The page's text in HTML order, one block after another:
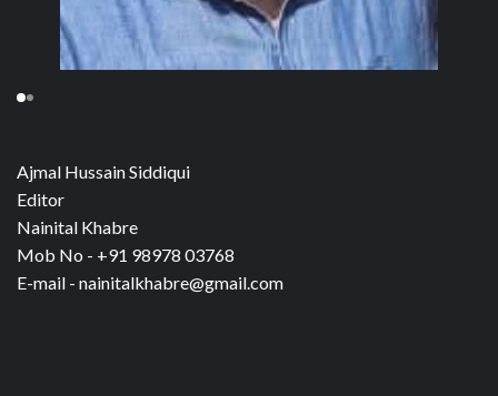
Ajmal Hussain Siddiqui
Editor
Nainital Khabre
Mob No - +91 98978 03768
E-mail - nainitalkhabre@gmail.com